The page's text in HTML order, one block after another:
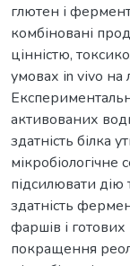
глютен і
комбіновані
цінністю,
умовах іn vіvo
активованих
здатність білка
підсилювати
здатність
фаршів і
покращення